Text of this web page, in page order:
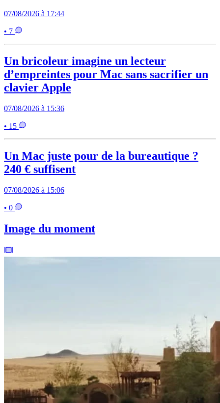
07/08/2026 à 17:44
• 7
Un bricoleur imagine un lecteur
d’empreintes pour Mac sans sacrifier un
clavier Apple
07/08/2026 à 15:36
• 15
Un Mac juste pour de la bureautique ?
240 € suffisent
07/08/2026 à 15:06
• 0
Image du moment